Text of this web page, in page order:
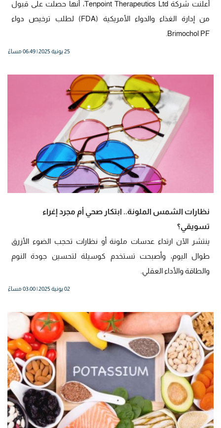
أعلنت شركة Tenpoint Therapeutics Ltd، أنها حصلت على قبول
من إدارة الغذاء والدواء الأمريكية (FDA) لطلب ترخيص دواء
Brimochol PF.
25 يونية 2025 | 06:49 مساءً
نظارات الشمس الملونة.. ابتكار صحي أم مجرد إغراء
تسويقي؟
ينتشر الآن ارتداء عدسات ملونة أو نظارات تحجب الضوء الأزرق
طوال اليوم، وأصبحت تستخدم كوسيلة لتحسين جودة النوم
والطاقة والأداء العقلي.
02 يونية 2025 | 03:00 مساءً